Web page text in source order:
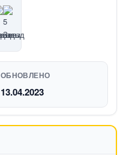
ОБНОВЛЕНО
13.04.2023